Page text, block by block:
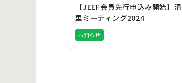
【JEEF会員先行申込み開始】清
里ミーティング2024
お知らせ